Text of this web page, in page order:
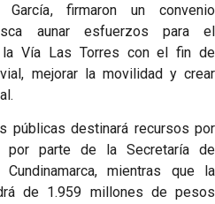
García, firmaron un convenio
aunar esfuerzos para el
Vía Las Torres con el fin de
mejorar la movilidad y crear
públicas destinará recursos por
por parte de la Secretaría de
mientras que la
de 1.959 millones de pesos